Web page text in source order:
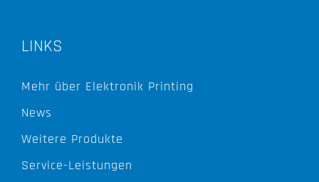
LINKS
Mehr über Elektronik Printing
News
Weitere Produkte
Service-Leistungen